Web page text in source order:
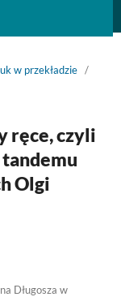
w przekładzie /
ręce, czyli
Olgi
Długosza w